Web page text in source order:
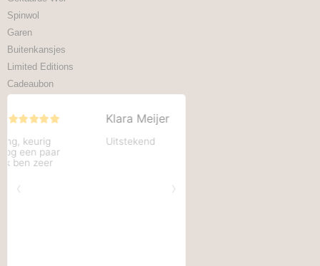
Spinwol
Garen
Buitenkansjes
Limited Editions
Cadeaubon